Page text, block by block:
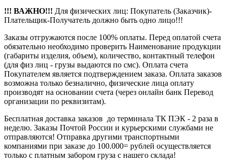
!!! ВАЖНО!!! Для физических лиц: Покупатель (Заказчик)-
Плательщик-Получатель должно быть одно лицо!!!
Заказы отгружаются после 100% оплаты. Перед оплатой счета
обязательно необходимо проверить Наименование продукции
(габариты изделия, объем), количество, контактный телефон
(для физ лиц - грузы выдаются по смс). Оплата счета
Покупателем является подтверждением заказа. Оплата заказов
возможна только безналично, физические лица оплату
производят на основании счета (через онлайн банк Перевод
организации по реквизитам).
Бесплатная доставка заказов до терминала ТК ПЭК - 2 раза в
неделю. Заказы Почтой России и курьерскими службами не
отправляются! Отправка другими транспортными
компаниями при заказе до 100.000= рублей осуществляется
только с платным забором груза с нашего склада!